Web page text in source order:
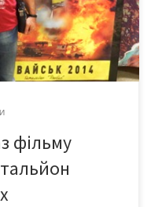
Але головний герой
[…]
фільму